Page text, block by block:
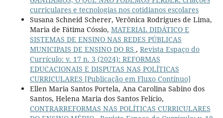
curriculares e tecnologias nos cotidianos escolares
Susana Schneid Scherer, Verônica Rodrigues de Lima,
Maria de Fátima Cóssio, MATERIAL DIDÁTICO E
SISTEMAS DE ENSINO NAS REDES PÚBLICAS
MUNICIPAIS DE ENSINO DO RS , Revista Espaço do
Currículo: v. 17 n. 3 (2024): REFORMAS
EDUCACIONAIS E DISPUTAS NAS POLÍTICAS
CURRICULARES [Publicação em Fluxo Contínuo]
Ellen Maria Santos Portela, Ana Carolina Sabino dos
Santos, Helena Maria dos Santos Felício,
CONTRARREFORMAS NAS POLÍTICAS CURRICULARES